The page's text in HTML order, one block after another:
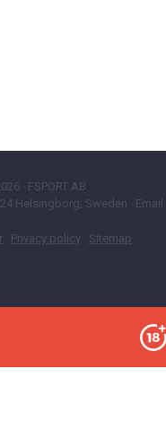
· FSPORT AB
Helsingborg, Sweden · Email:
· Privacy policy · Sitemap